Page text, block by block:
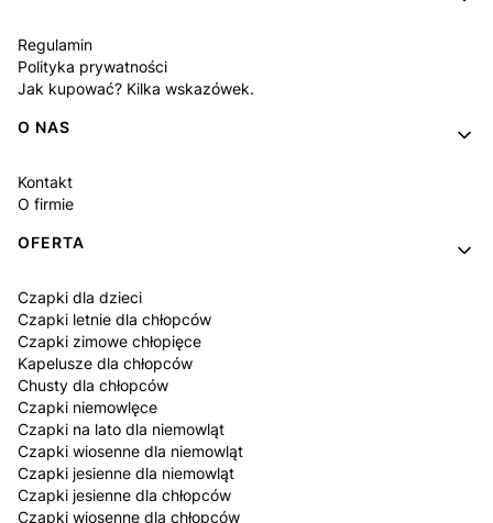
Regulamin
Polityka prywatności
Jak kupować? Kilka wskazówek.
O NAS
Kontakt
O firmie
OFERTA
Czapki dla dzieci
Czapki letnie dla chłopców
Czapki zimowe chłopięce
Kapelusze dla chłopców
Chusty dla chłopców
Czapki niemowlęce
Czapki na lato dla niemowląt
Czapki wiosenne dla niemowląt
Czapki jesienne dla niemowląt
Czapki jesienne dla chłopców
Czapki wiosenne dla chłopców